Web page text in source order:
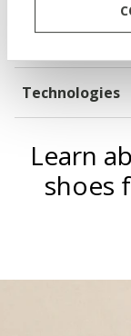
Technologies
Learn
shoes